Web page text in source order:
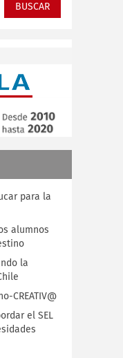
para la
alumnos
la
CREATIV@
el SEL